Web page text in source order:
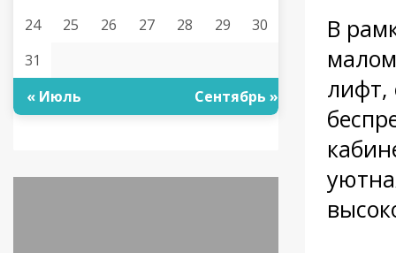
24
25 26 27 28 29
30
31
« Июль
Сентябрь »
В
лифт,